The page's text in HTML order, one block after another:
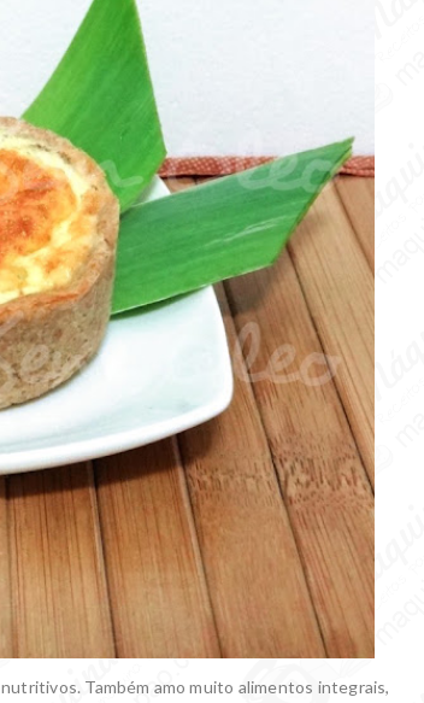
Também amo muito alimentos integrais,